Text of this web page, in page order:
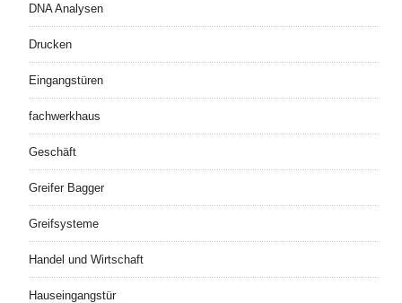
DNA Analysen
Drucken
Eingangstüren
fachwerkhaus
Geschäft
Greifer Bagger
Greifsysteme
Handel und Wirtschaft
Hauseingangstür